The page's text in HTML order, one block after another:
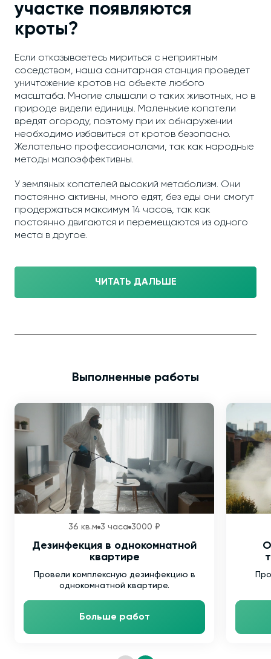
участке появляются
кроты?
Если отказываетесь мириться с неприятным
соседством, наша санитарная станция проведет
уничтожение кротов на объекте любого
масштаба. Многие слышали о таких животных, но в
природе видели единицы. Маленькие копатели
вредят огороду, поэтому при их обнаружении
необходимо избавиться от кротов безопасно.
Желательно профессионалами, так как народные
методы малоэффективны.
У земляных копателей высокий метаболизм. Они
постоянно активны, много едят, без еды они смогут
продержаться максимум 14 часов, так как
постоянно двигаются и перемещаются из одного
места в другое.
ЧИТАТЬ ДАЛЬШЕ
Выполненные работы
36 кв.м 3 часа 3000 ₽
Дезинфекция в однокомнатной
квартире
Провели комплексную дезинфекцию в
однокомнатной квартире.
Больше работ